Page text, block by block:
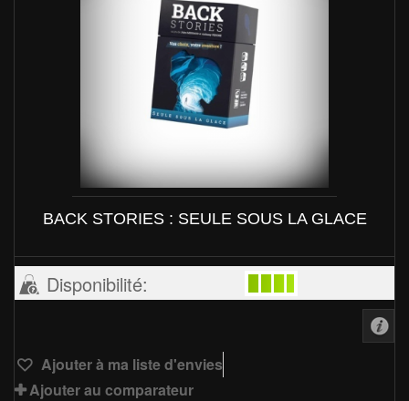
BACK STORIES : SEULE SOUS LA GLACE
Disponibilité:
Ajouter à ma liste d'envies
Ajouter au comparateur